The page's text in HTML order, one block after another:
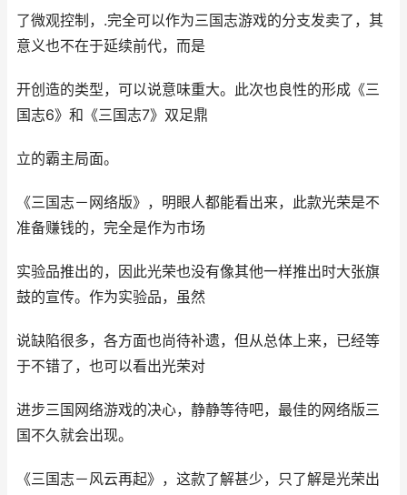
了微观控制，.完全可以作为三国志游戏的分支发卖了，其
意义也不在于延续前代，而是
开创造的类型，可以说意味重大。此次也良性的形成《三
国志6》和《三国志7》双足鼎
立的霸主局面。
《三国志－网络版》，明眼人都能看出来，此款光荣是不
准备赚钱的，完全是作为市场
实验品推出的，因此光荣也没有像其他一样推出时大张旗
鼓的宣传。作为实验品，虽然
说缺陷很多，各方面也尚待补遗，但从总体上来，已经等
于不错了，也可以看出光荣对
进步三国网络游戏的决心，静静等待吧，最佳的网络版三
国不久就会出现。
《三国志－风云再起》，这款了解甚少，只了解是光荣出